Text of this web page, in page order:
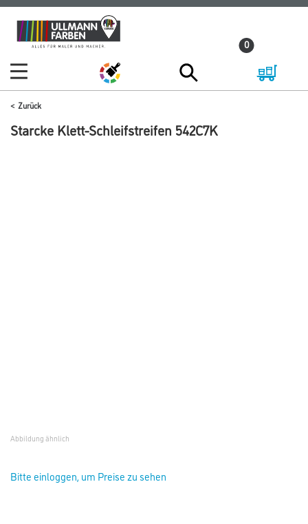
Zum
Inhalt
Zum
Navigationsmenü
0
Zurück
Starcke Klett-Schleifstreifen 542C7K
Abbildung ähnlich
Bitte einloggen, um Preise zu sehen